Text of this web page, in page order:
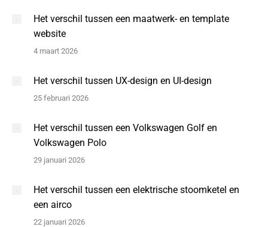
Het verschil tussen een maatwerk- en template
website
4 maart 2026
Het verschil tussen UX-design en UI-design
25 februari 2026
Het verschil tussen een Volkswagen Golf en
Volkswagen Polo
29 januari 2026
Het verschil tussen een elektrische stoomketel en
een airco
22 januari 2026